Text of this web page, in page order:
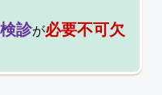
診が必要不可欠